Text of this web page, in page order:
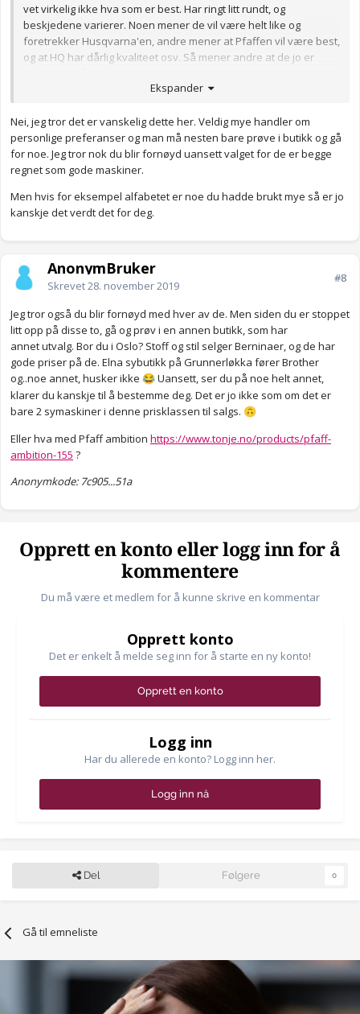
vet virkelig ikke hva som er best. Har ringt litt rundt, og
beskjedene varierer. Noen mener de vil være helt like og
foretrekker Husqvarna'en, andre mener at Pfaffen vil være best,
og at HQ har dårlig kvaliteet osv. Så mener andre at de jo er
ikke helt jeg, blir ikke riktig klok.
Anonymkode: 1f26f...ba5
Ekspander
Nei, jeg tror det er vanskelig dette her. Veldig mye handler om
personlige preferanser og man må nesten bare prøve i butikk og gå
for noe. Jeg tror nok du blir fornøyd uansett valget for de er begge
regnet som gode maskiner.
Men hvis for eksempel alfabetet er noe du hadde brukt mye så er jo
kanskje det verdt det for deg.
AnonymBruker
Skrevet28. november 2019
#8
Jeg tror også du blir fornøyd med hver av de. Men siden du er stoppet
litt opp på disse to, gå og prøv i en annen butikk, som har
annet utvalg. Bor du i Oslo? Stoff og stil selger Berninaer, og de har
gode priser på de. Elna sybutikk på Grunnerløkka fører Brother
og..noe annet, husker ikke 😂 Uansett, ser du på noe helt annet,
klarer du kanskje til å bestemme deg. Det er jo ikke som om det er
bare 2 symaskiner i denne prisklassen til salgs. 🙃
Eller hva med Pfaff ambition https://www.tonje.no/products/pfaff-
ambition-155 ?
Anonymkode: 7c905...51a
Opprett en konto eller logg inn for å
kommentere
Du må være et medlem for å kunne skrive en kommentar
Opprett konto
Det er enkelt å melde seg inn for å starte en ny konto!
Opprett en konto
Logg inn
Har du allerede en konto? Logg inn her.
Logg inn nå
Del Følgere 0
Gå til emneliste